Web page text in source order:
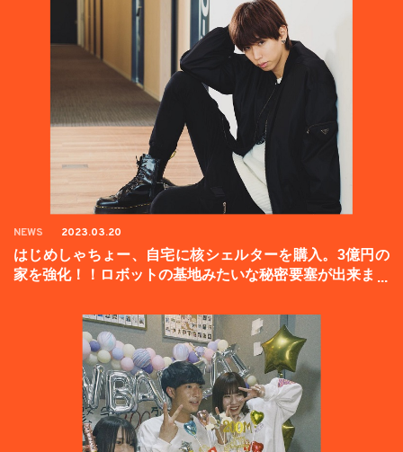
NEWS 2023.03.20
はじめしゃちょー、自宅に核シェルターを購入。3億円の
家を強化！！ロボットの基地みたいな秘密要塞が出来まし